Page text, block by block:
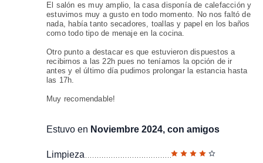
El salón es muy amplio, la casa disponía de calefacción y
estuvimos muy a gusto en todo momento. No nos faltó de
nada, había tanto secadores, toallas y papel en los baños
como todo tipo de menaje en la cocina.
Otro punto a destacar es que estuvieron dispuestos a
recibirnos a las 22h pues no teníamos la opción de ir
antes y el último día pudimos prolongar la estancia hasta
las 17h.
Muy recomendable!
Estuvo en Noviembre 2024, con amigos
Limpieza